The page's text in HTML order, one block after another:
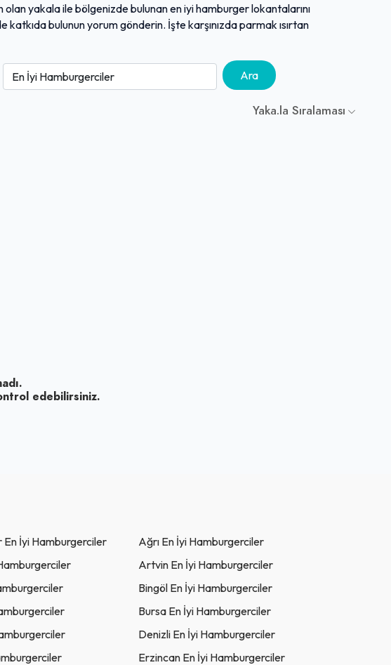
yakala ile bölgenizde bulunan en iyi hamburger lokantalarını
bulunun yorum gönderin. İşte karşınızda parmak ısırtan
Ara
Yaka.la Sıralaması
edebilirsiniz.
İyi Hamburgerciler
Ağrı En İyi Hamburgerciler
Artvin En İyi Hamburgerciler
Bingöl En İyi Hamburgerciler
Bursa En İyi Hamburgerciler
Denizli En İyi Hamburgerciler
Erzincan En İyi Hamburgerciler